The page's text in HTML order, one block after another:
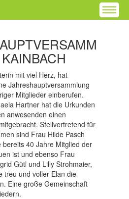
mit viel Herz, hat
Jahreshauptversammlung
Mitglieder einberufen.
Hartner hat die Urkunden
anwesenden einen
Stellvertretend für
sind Frau Hilde Pasch
bereits 40 Jahre Mitglied der
ist und ebenso Frau
Gütl und Lilly Strohmaier,
treu und voller Elan die
Eine große Gemeinschaft